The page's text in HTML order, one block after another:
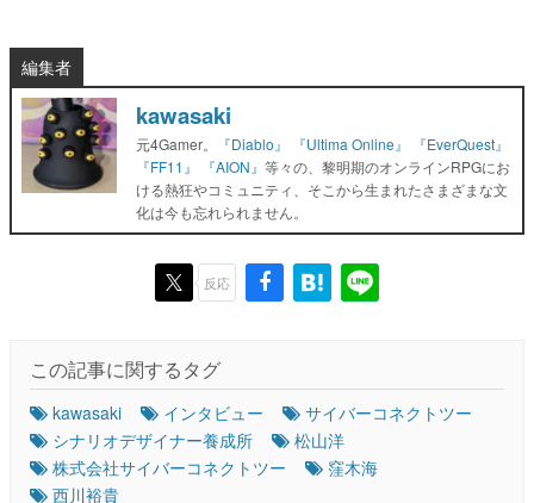
編集者
kawasaki
元4Gamer。 『Diablo』 『Ultima Online』
『EverQuest』
『FF11』
『AION』 等々の、黎明期のオンラインRPGにお
ける熱狂やコミュニティ、そこから生まれたさまざまな文
化は今も忘れられません。
反応
この記事に関するタグ
kawasaki インタビュー
サイバーコネクトツー
シナリオデザイナー養成所
松山洋
株式会社サイバーコネクトツー
窪木海
西川裕貴